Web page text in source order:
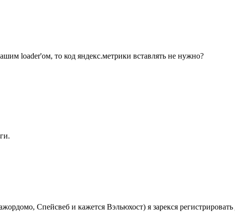
loader'ом, то код яндекс.метрики вставлять не нужно?
Спейсвеб и кажется Вэльюхост) я зарекся